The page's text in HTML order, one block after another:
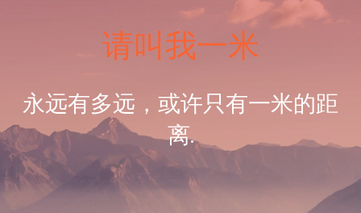
请叫我一米
永远有多远，或许只有一米的距
离.